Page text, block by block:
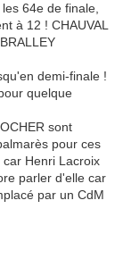
64e de finale,
à 12 ! CHAUVAL
demi-finale !
quelque
sont
pour ces
Henri Lacroix
parler d'elle car
par un CdM